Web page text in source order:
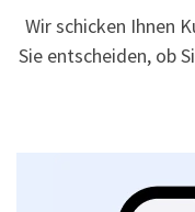
Wir schicken Ihnen
Sie entscheiden, ob